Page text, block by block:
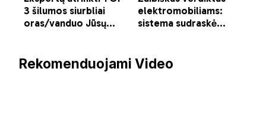
Rekomenduojami Video